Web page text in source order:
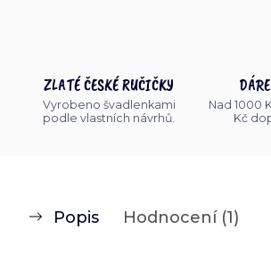
ZLATÉ ČESKÉ RUČIČKY
Vyrobeno švadlenkami
podle vlastních návrhů.
Nad 1000
Kč
Popis Hodnocení (1)